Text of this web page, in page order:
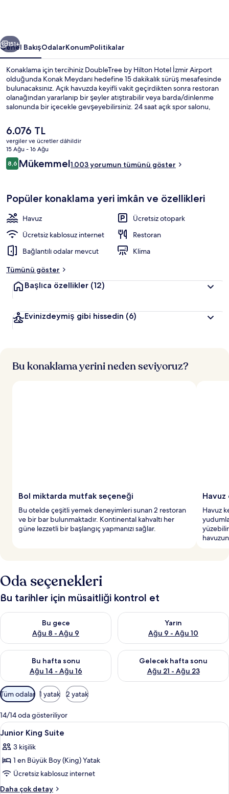
galerisi
Sonraki
151+
Genel BakışOdalarKonumPolitikalar
Konaklama için tercihiniz DoubleTree by Hilton Hotel İzmir Airport
olduğunda Konak Meydanı hedefine 15 dakikalık sürüş mesafesinde
bulunacaksınız. Açık havuzda keyifli vakit geçirdikten sonra restoran
olanağından yararlanıp bir şeyler atıştırabilir veya barda/dinlenme
salonunda bir içecekle gevşeyebilirsiniz. 24 saat açık spor salonu,
Şu
anki
fiyat
6.076 TL
6.076 TL
vergiler ve ücretler dâhildir
15 Ağu - 16 Ağu
Yorumlar
8,68,6/10
Mükemmel1.003 yorumun tümünü göster
Popüler konaklama yeri imkân ve özellikleri
Havuz
Ücretsiz otopark
Ücretsiz kablosuz internet
Restoran
Bağlantılı odalar mevcut
Klima
Tümünü göster
Başlıca özellikler (12)
Evinizdeymiş gibi hissedin (6)
Bu konaklama yerini neden seviyoruz?
Bol miktarda mutfak seçeneği
Bu otelde çeşitli yemek deneyimleri sunan 2 restoran
ve bir bar bulunmaktadır. Kontinental kahvaltı her
güne lezzetli bir başlangıç yapmanızı sağlar.
Havuz
Oda seçenekleri
Bu tarihler için müsaitliği kontrol et
Bu gece
Ağu 8 - Ağu 9
Bu gece için müsaitliği kontrol et Ağu 8 - Ağu 9
Yarın
Ağu 9 - Ağu 10
Yarın için müsaitliği kontrol
Bu hafta sonu
Ağu 14 - Ağu 16
Bu hafta sonu için müsaitliği kontrol et Ağu 14 - Ağu 16
Gelecek hafta sonu
Ağu 21 - Ağu 23
Önümüzdeki hafta sonu için
Odalar
için
mevcut
filtreler
Tüm odalar 1 yatak 2 yatak
14/14 oda gösteriliyor
Junior
King
Suite
için
tüm
fotoğrafları
Minibar, odada kasa, masa, dizüstü
4
Junior King Suite
3 kişilik
1 en Büyük Boy (King) Yatak
Ücretsiz kablosuz internet
Daha çok detay
Junior